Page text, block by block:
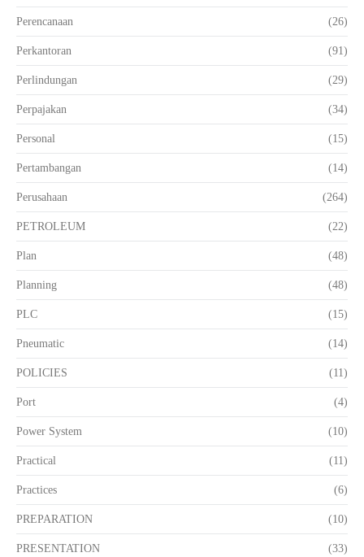
Perencanaan (26)
Perkantoran (91)
Perlindungan (29)
Perpajakan (34)
Personal (15)
Pertambangan (14)
Perusahaan (264)
PETROLEUM (22)
Plan (48)
Planning (48)
PLC (15)
Pneumatic (14)
POLICIES (11)
Port (4)
Power System (10)
Practical (11)
Practices (6)
PREPARATION (10)
PRESENTATION (33)